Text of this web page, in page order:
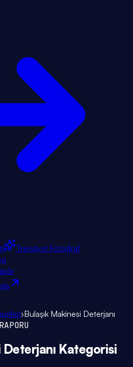
Trendyol Fotoğraf
›Bulaşık Makinesi Deterjanı
Deterjanı Kategorisi